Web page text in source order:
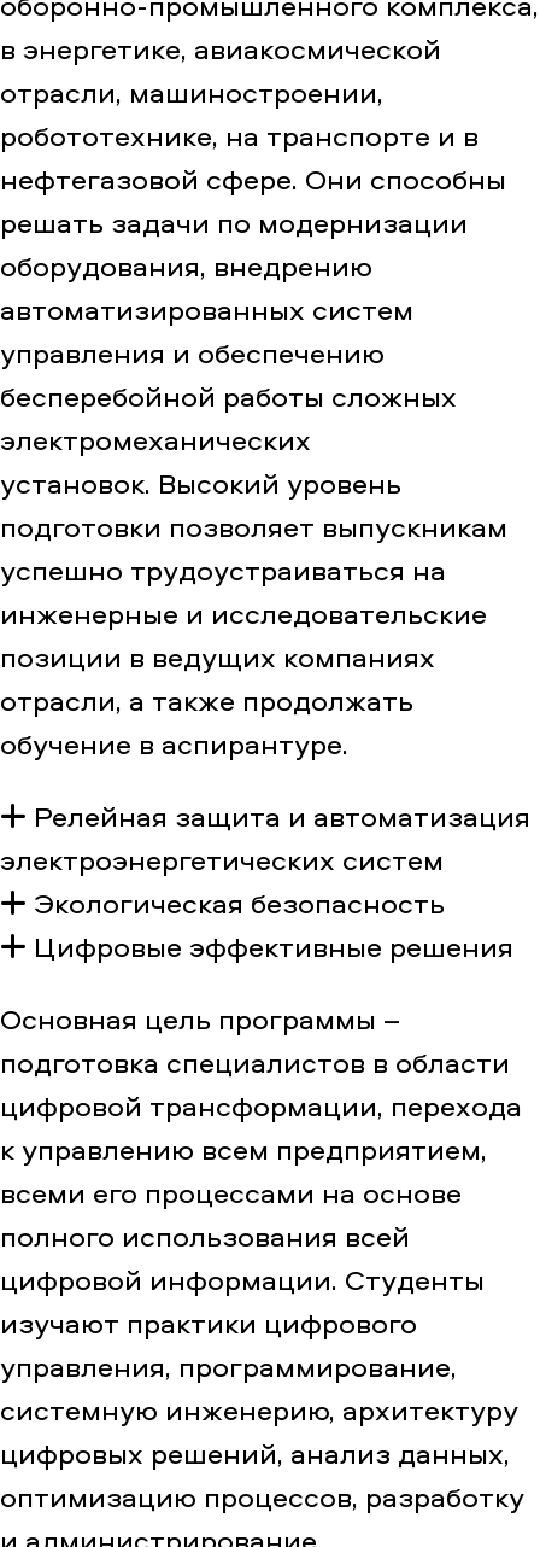
в энергетике, авиакосмической
отрасли, машиностроении,
робототехнике, на транспорте и в
нефтегазовой сфере. Они способны
решать задачи по модернизации
оборудования, внедрению
автоматизированных систем
управления и обеспечению
бесперебойной работы сложных
электромеханических
установок. Высокий уровень
подготовки позволяет выпускникам
успешно трудоустраиваться на
инженерные и исследовательские
позиции в ведущих компаниях
отрасли, а также продолжать
обучение в аспирантуре.
Релейная защита и автоматизация
электроэнергетических систем
Экологическая безопасность
Цифровые эффективные решения
Основная цель программы –
подготовка специалистов в области
цифровой трансформации, перехода
к управлению всем предприятием,
всеми его процессами на основе
полного использования всей
цифровой информации. Студенты
изучают практики цифрового
управления, программирование,
системную инженерию, архитектуру
цифровых решений, анализ данных,
оптимизацию процессов, разработку